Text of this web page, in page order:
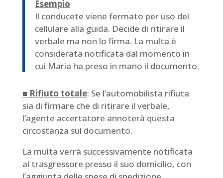
Esempio
Il conducete viene fermato per uso del
cellulare alla guida. Decide di ritirare il
verbale ma non lo firma. La multa è
considerata notificata dal momento in
cui Maria ha preso in mano il documento.
■ Rifiuto totale: Se l’automobilista rifiuta
sia di firmare che di ritirare il verbale,
l’agente accertatore annoterà questa
circostanza sul documento.
La multa verrà successivamente notificata
al trasgressore presso il suo domicilio, con